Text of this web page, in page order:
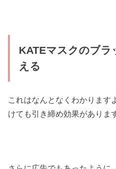
KATEマスクのブラ
える
これはなんとなくわかります
けても引き締め効果がありま